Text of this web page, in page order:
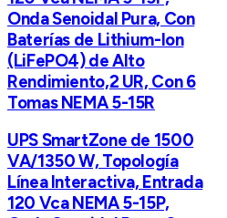
Onda Senoidal Pura, Con
Baterías de Lithium-Ion
(LiFePO4) de Alto
Rendimiento,2 UR, Con 6
Tomas NEMA 5-15R
UPS SmartZone de 1500
VA/1350 W, Topología
Línea Interactiva, Entrada
120 Vca NEMA 5-15P,